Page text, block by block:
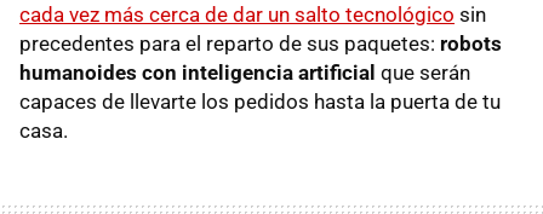
cada vez más cerca de dar un salto tecnológico sin
precedentes para el reparto de sus paquetes: robots
humanoides con inteligencia artificial que serán
capaces de llevarte los pedidos hasta la puerta de tu
casa.